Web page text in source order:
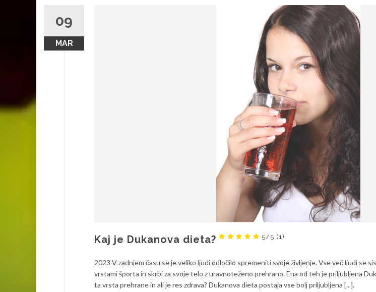
09
MAR
Kaj je Dukanova dieta? 5/5 (1)
2023 V zadnjem času se je veliko ljudi odločilo spremeniti svoje življenje. Vse več ljudi se
vrstami športa in skrbi za svoje telo z uravnoteženo prehrano. Ena od teh je priljubljena
ta vrsta prehrane in ali je res zdrava? Dukanova dieta postaja vse bolj priljubljena [...].